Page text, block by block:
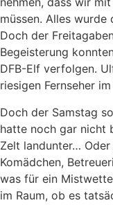
müssen. Alles
Doch der
Begeisterung
DFB-Elf verfolgen.
riesigen Fernseher
Doch der Samstag
hatte noch gar nicht
Zelt landunter…
Komädchen,
was für ein
im Raum, ob es